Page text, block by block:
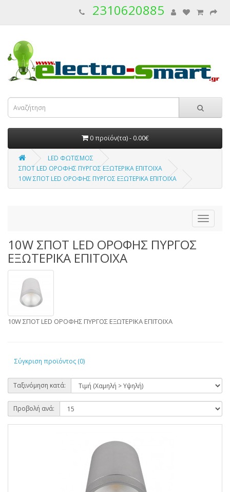
2310620885
0 προϊόν(τα) - 0.00€
LED ΦΩΤΙΣΜΟΣ
ΣΠΟΤ LED ΟΡΟΦΗΣ ΠΥΡΓΟΣ ΕΞΩΤΕΡΙΚΑ ΕΠΙΤΟΙΧΑ
10W ΣΠΟΤ LED ΟΡΟΦΗΣ ΠΥΡΓΟΣ ΕΞΩΤΕΡΙΚΑ ΕΠΙΤΟΙΧΑ
10W ΣΠΟΤ LED ΟΡΟΦΗΣ ΠΥΡΓΟΣ
ΕΞΩΤΕΡΙΚΑ ΕΠΙΤΟΙΧΑ
10W ΣΠΟΤ LED ΟΡΟΦΗΣ ΠΥΡΓΟΣ ΕΞΩΤΕΡΙΚΑ ΕΠΙΤΟΙΧΑ
Σύγκριση προϊόντος (0)
Ταξινόμηση κατά:
Προβολή ανά: